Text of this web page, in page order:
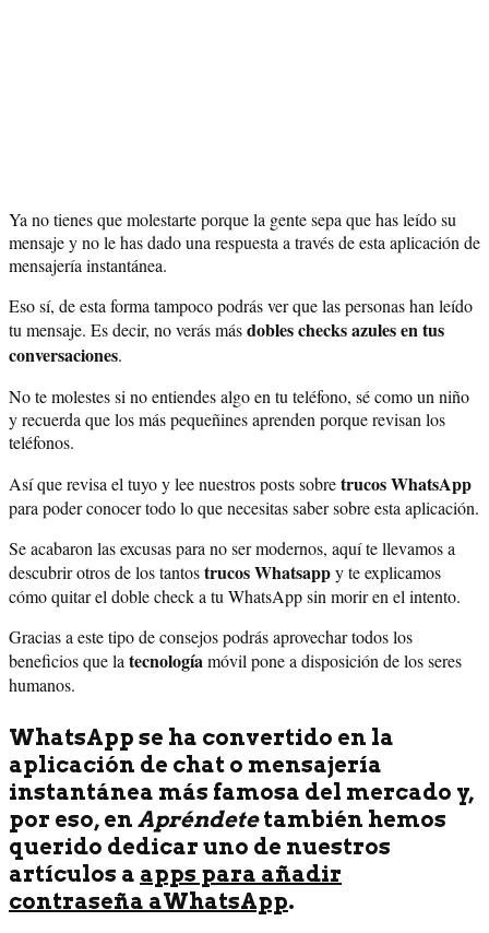
Ya no tienes que molestarte porque la gente sepa que has leído su
mensaje y no le has dado una respuesta a través de esta aplicación de
mensajería instantánea.
Eso sí, de esta forma tampoco podrás ver que las personas han leído
tu mensaje. Es decir, no verás másdobles checks azules en tus
conversaciones.
No te molestes si no entiendes algo en tu teléfono, sé como un niño
y recuerda que los más pequeñines aprenden porque revisan los
teléfonos.
Así que revisa el tuyo y lee nuestros posts sobretrucos WhatsApp
para poder conocer todo lo que necesitas saber sobre esta aplicación.
Se acabaron las excusas para no ser modernos, aquí te llevamos a
descubrir otros de los tantostrucos Whatsappy te explicamos
cómo quitar el doble check a tu WhatsApp sin morir en el intento.
Gracias a este tipo de consejos podrás aprovechar todos los
beneficios que la tecnología móvil pone a disposición de los seres
humanos.
WhatsApp se ha convertido en la
aplicación de chat o mensajería
instantánea más famosa del mercado y,
por eso, en Apréndetetambién hemos
querido dedicar uno de nuestros
artículos a apps para añadir
contraseña aWhatsApp.